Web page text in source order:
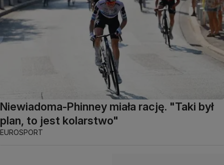
Niewiadoma-Phinney miała rację. "Taki był
plan, to jest kolarstwo"
EUROSPORT